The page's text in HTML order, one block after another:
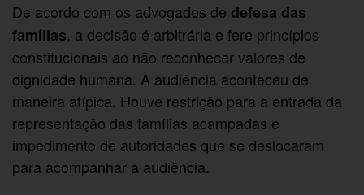
De acordo com os advogados de defesa das
famílias, a decisão é arbitrária e fere princípios
constitucionais ao não reconhecer valores de
dignidade humana. A audiência aconteceu de
maneira atípica. Houve restrição para a entrada da
representação das famílias acampadas e
impedimento de autoridades que se deslocaram
para acompanhar a audiência.